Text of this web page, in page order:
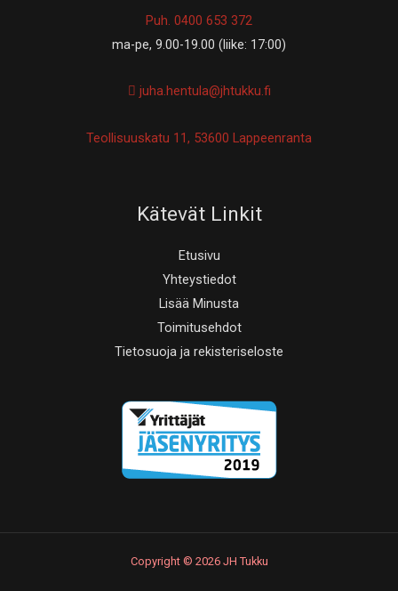
Puh. 0400 653 372
ma-pe, 9.00-19.00 (liike: 17:00)
juha.hentula@jhtukku.fi
Teollisuuskatu 11, 53600 Lappeenranta
Kätevät Linkit
Etusivu
Yhteystiedot
Lisää Minusta
Toimitusehdot
Tietosuoja ja rekisteriseloste
Copyright © 2026 JH Tukku